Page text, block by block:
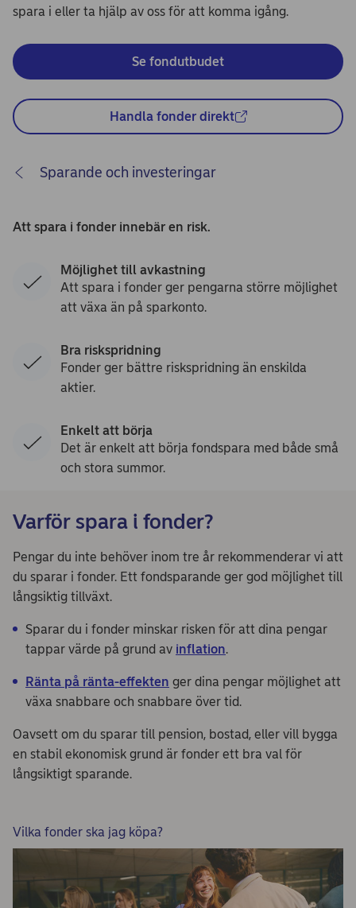
spara i eller ta hjälp av oss för att komma igång.
Se fondutbudet
Handla fonder direkt
Sparande och investeringar
Att spara i fonder innebär en risk.
Möjlighet till avkastning
Att spara i fonder ger pengarna större möjlighet
att växa än på sparkonto.
Bra riskspridning
Fonder ger bättre riskspridning än enskilda
aktier.
Enkelt att börja
Det är enkelt att börja fondspara med både små
och stora summor.
Varför spara i fonder?
Pengar du inte behöver inom tre år rekommenderar vi att
du sparar i fonder. Ett fondsparande ger god möjlighet till
långsiktig tillväxt.
Sparar du i fonder minskar risken för att dina pengar
tappar värde på grund av inflation.
Ränta på ränta-effekten ger dina pengar möjlighet att
växa snabbare och snabbare över tid.
Oavsett om du sparar till pension, bostad, eller vill bygga
en stabil ekonomisk grund är fonder ett bra val för
långsiktigt sparande.
Vilka fonder ska jag köpa?